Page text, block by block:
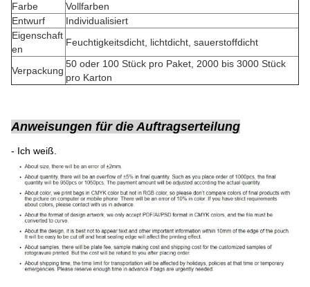
Farbe
Vollfarben
Entwurf
Individualisiert
Eigenschaft
en
Feuchtigkeitsdicht, lichtdicht, sauerstoffdicht
Verpackung
50 oder 100 Stück pro Paket, 2000 bis 3000 Stück
pro Karton
Anweisungen für die Auftragserteilung
- Ich weiß.